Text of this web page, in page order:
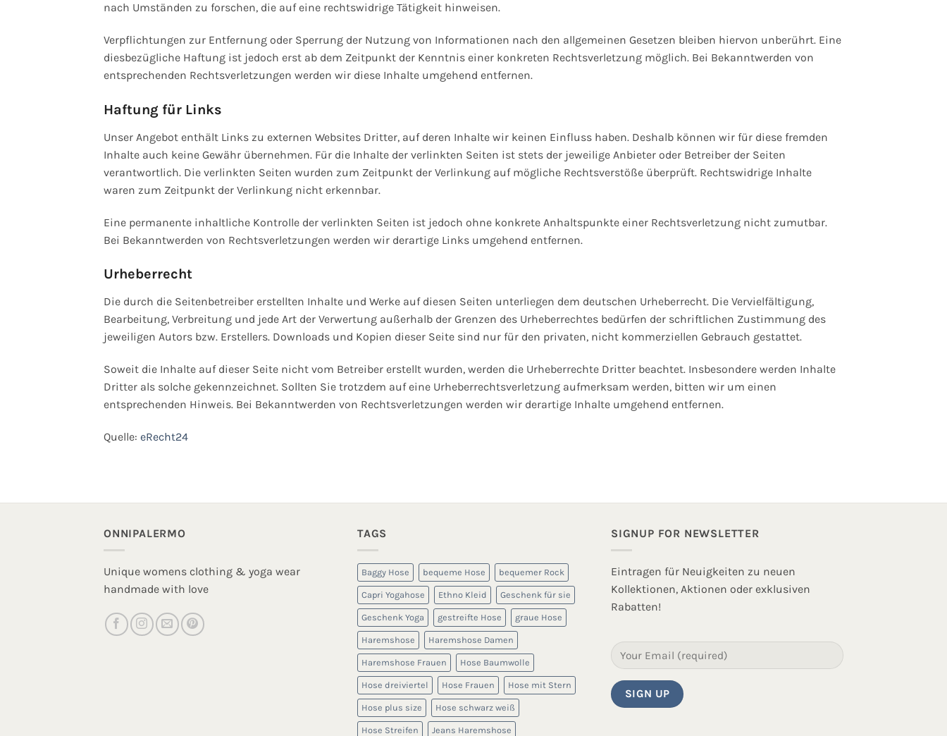
nach Umständen zu forschen, die auf eine rechtswidrige Tätigkeit hinweisen.
Verpflichtungen zur Entfernung oder Sperrung der Nutzung von Informationen nach den allgemeinen Gesetzen bleiben hiervon unberührt. Eine
diesbezügliche Haftung ist jedoch erst ab dem Zeitpunkt der Kenntnis einer konkreten Rechtsverletzung möglich. Bei Bekanntwerden von
entsprechenden Rechtsverletzungen werden wir diese Inhalte umgehend entfernen.
Haftung für Links
Unser Angebot enthält Links zu externen Websites Dritter, auf deren Inhalte wir keinen Einfluss haben. Deshalb können wir für diese fremden
Inhalte auch keine Gewähr übernehmen. Für die Inhalte der verlinkten Seiten ist stets der jeweilige Anbieter oder Betreiber der Seiten
verantwortlich. Die verlinkten Seiten wurden zum Zeitpunkt der Verlinkung auf mögliche Rechtsverstöße überprüft. Rechtswidrige Inhalte
waren zum Zeitpunkt der Verlinkung nicht erkennbar.
Eine permanente inhaltliche Kontrolle der verlinkten Seiten ist jedoch ohne konkrete Anhaltspunkte einer Rechtsverletzung nicht zumutbar.
Bei Bekanntwerden von Rechtsverletzungen werden wir derartige Links umgehend entfernen.
Urheberrecht
Die durch die Seitenbetreiber erstellten Inhalte und Werke auf diesen Seiten unterliegen dem deutschen Urheberrecht. Die Vervielfältigung,
Bearbeitung, Verbreitung und jede Art der Verwertung außerhalb der Grenzen des Urheberrechtes bedürfen der schriftlichen Zustimmung des
jeweiligen Autors bzw. Erstellers. Downloads und Kopien dieser Seite sind nur für den privaten, nicht kommerziellen Gebrauch gestattet.
Soweit die Inhalte auf dieser Seite nicht vom Betreiber erstellt wurden, werden die Urheberrechte Dritter beachtet. Insbesondere werden Inhalte
Dritter als solche gekennzeichnet. Sollten Sie trotzdem auf eine Urheberrechtsverletzung aufmerksam werden, bitten wir um einen
entsprechenden Hinweis. Bei Bekanntwerden von Rechtsverletzungen werden wir derartige Inhalte umgehend entfernen.
Quelle: eRecht24
ONNIPALERMO
Unique womens clothing & yoga wear
handmade with love
TAGS
Baggy Hose bequeme Hose bequemer Rock
Capri Yogahose Ethno Kleid Geschenk für sie
Geschenk Yoga gestreifte Hose graue Hose
Haremshose Haremshose Damen
Haremshose Frauen Hose Baumwolle
Hose dreiviertel Hose Frauen Hose mit Stern
Hose plus size Hose schwarz weiß
Hose Streifen Jeans Haremshose
SIGNUP FOR NEWSLETTER
Eintragen für Neuigkeiten zu neuen
Kollektionen, Aktionen oder exklusiven
Rabatten!